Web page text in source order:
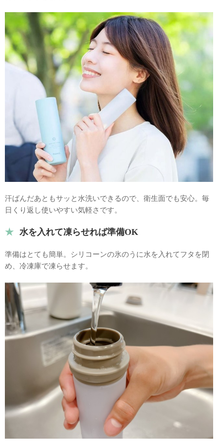
汗ばんだあともサッと水洗いできるので、衛生面でも安心。毎
日くり返し使いやすい気軽さです。
水を入れて凍らせれば準備OK
準備はとても簡単。シリコーンの氷のうに水を入れてフタを閉
め、冷凍庫で凍らせます。